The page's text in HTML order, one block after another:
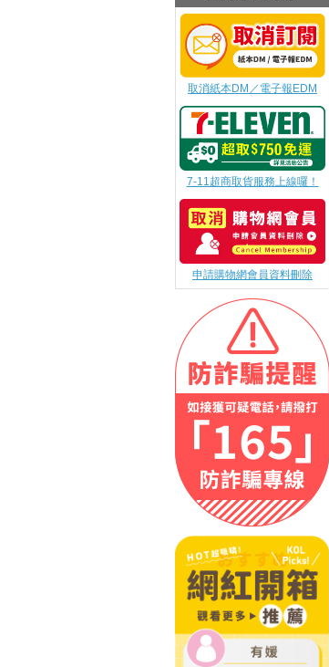
取消紙本DM／電子報EDM
7-11超商取貨服務上線囉！
申請購物網會員資料刪除